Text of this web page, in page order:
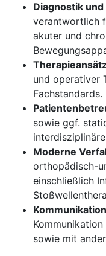
Diagnostik
verantwortlich
akuter und
und operativer
Fachstandards.
sowie ggf.
Moderne
orthopädisch-
einschließlich
sowie mit